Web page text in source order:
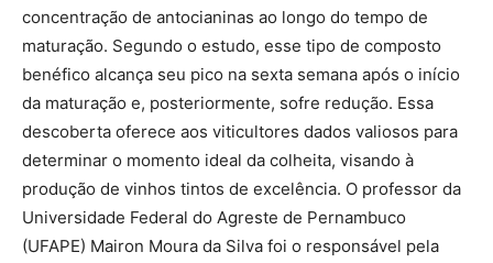
concentração de antocianinas ao longo do tempo de
maturação. Segundo o estudo, esse tipo de composto
benéfico alcança seu pico na sexta semana após o início
da maturação e, posteriormente, sofre redução. Essa
descoberta oferece aos viticultores dados valiosos para
determinar o momento ideal da colheita, visando à
produção de vinhos tintos de excelência. O professor da
Universidade Federal do Agreste de Pernambuco
(UFAPE) Mairon Moura da Silva foi o responsável pela